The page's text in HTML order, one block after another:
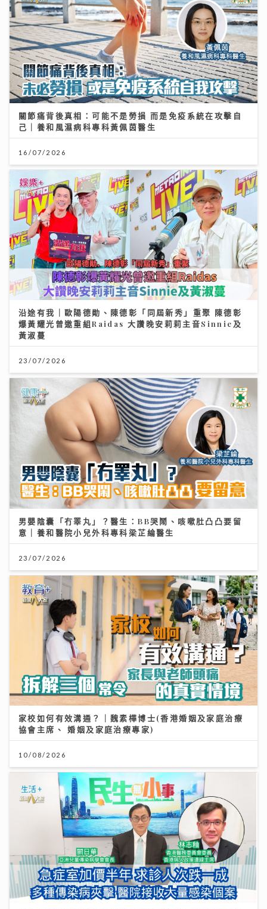
關節痛背後真相：可能不是勞損 而是免疫系統在攻擊自
己｜養和風濕病科專科黃佩茵醫生
16/07/2026
沿途有我｜歐陽德勛、陳德彰「同屆新秀」重聚 陳德彰
爆黃耀光曾邀重組Raidas 大讚晚安莉莉主音Sinnie及
黃淑蔓
23/07/2026
男嬰陰囊「冇睪丸」？醫生：BB哭鬧、咳嗽肚凸凸要留
意｜養和醫院小兒外科專科梁芷綸醫生
23/07/2026
家校如何有效溝通？｜魏素樺博士(香港婚姻及家庭治療
協會主席、 婚姻及家庭治療專家)
10/08/2026